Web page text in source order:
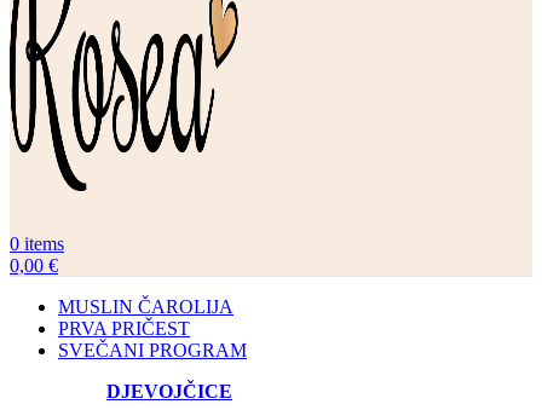
0 items
0,00 €
MUSLIN ČAROLIJA
PRVA PRIČEST
SVEČANI PROGRAM
DJEVOJČICE